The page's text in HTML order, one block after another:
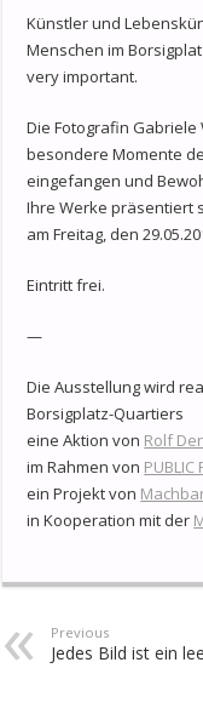
Künstler und
Menschen im
very important.
Die Fotografin Gabriele
besondere Momente
eingefangen und
Ihre Werke präsentiert
am Freitag, den
Eintritt frei.
—
Die Ausstellung wird
Borsigplatz-Quartiers
eine Aktion von Rolf
im Rahmen von PUBLIC
ein Projekt von
in Kooperation mit der
Previous
Jedes Bild ist ein